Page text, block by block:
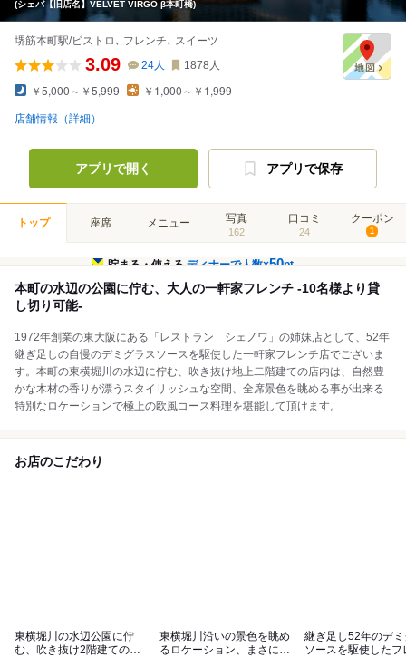
(シェバ【旧店名】VELVET VIRGO β本町橋)
堺筋本町駅/ビストロ､ フレンチ､ スイーツ
3.09 24人 1878 人
￥5,000～￥5,999 ￥1,000～￥1,999
店舗情報（詳細）
アプリで開く アプリで保存
トップ 座席 メニュー 写真
162
口コミ
24
クーポン
1
貯まる・使えるディナーで人数×50pt
本町の水辺の公園に佇む、大人の一軒家フレンチ -10名様より貸
し切り可能-
1972年創業の東大阪にある「レストラン シェノワ」の姉妹店として、52年
継ぎ足しの自慢のデミグラスソースを駆使した一軒家フレンチ店でございま
す。本町の東横堀川の水辺に佇む、吹き抜け地上二階建ての店内は、自然豊
かな木材の香りが漂うスタイリッシュな空間、全席景色を眺める事が出来る
特別なロケーションで極上の欧風コース料理を堪能して頂けます。
お店のこだわり
東横堀川の水辺公園に佇
む、吹き抜け2階建ての一
東横堀川沿いの景色を眺め
るロケーション、まさに大
継ぎ足し52年のデ
ソースを駆使したフ